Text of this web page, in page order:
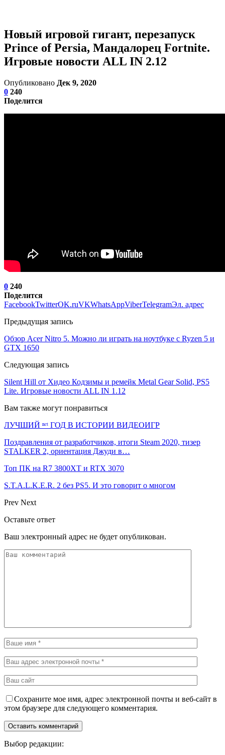
Новый игровой гигант, перезапуск
Prince of Persia, Мандалорец Fortnite.
Игровые новости ALL IN 2.12
Опубликовано Дек 9, 2020
0 240
Поделится
0 240
Поделится
FacebookTwitterOK.ruVKWhatsAppViberTelegramЭл. адрес
Предыдущая запись
Обзор Acer Nitro 5. Можно ли играть на ноутбуке с Ryzen 5 и
GTX 1650
Следующая запись
Silent Hill от Хидео Кодзимы и ремейк Metal Gear Solid, PS5
Lite. Игровые новости ALL IN 1.12
Вам также могут понравиться
ЛУЧШИЙ ⁿᵉᵗ ГОД В ИСТОРИИ ВИДЕОИГР
Поздравления от разработчиков, итоги Steam 2020, тизер
STALKER 2, ориентация Джуди в…
Топ ПК на R7 3800XT и RTX 3070
S.T.A.L.K.E.R. 2 без PS5. И это говорит о многом
Prev Next
Оставьте ответ
Ваш электронный адрес не будет опубликован.
Сохраните мое имя, адрес электронной почты и веб-сайт в
этом браузере для следующего комментария.
Выбор редакции: